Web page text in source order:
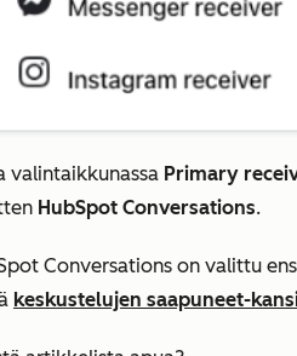
valintaikkunassa Primary
HubSpot Conversations.
Conversations on valittu
keskustelujen saapuneet-